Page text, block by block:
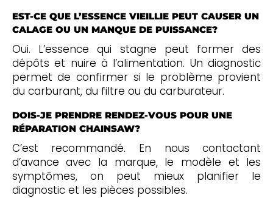
EST-CE QUE L’ESSENCE VIEILLIE PEUT CAUSER UN
CALAGE OU UN MANQUE DE PUISSANCE?
Oui. L’essence qui stagne peut former des
dépôts et nuire à l’alimentation. Un diagnostic
permet de confirmer si le problème provient
du carburant, du filtre ou du carburateur.
DOIS-JE PRENDRE RENDEZ-VOUS POUR UNE
RÉPARATION CHAINSAW?
C’est recommandé. En nous contactant
d’avance avec la marque, le modèle et les
symptômes, on peut mieux planifier le
diagnostic et les pièces possibles.